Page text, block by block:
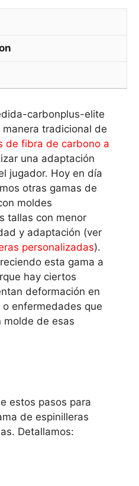
manera tradicional de
de fibra de carbono a
una adaptación
jugador. Hoy en día
otras gamas de
moldes
tallas con menor
y adaptación (ver
personalizadas).
esta gama a
hay ciertos
deformación en
enfermedades que
molde de esas
estos pasos para
de espinilleras
Detallamos: